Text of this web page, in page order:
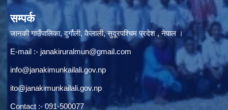
सम्पर्क
जानकी गाउँपालिका, दुर्गौली, कैलाली, सुदूरपश्चिम प्रदेश , नेपाल ।
E-mail :- janakiruralmun@gmail.com
info@janakimunkailali.gov.np
ito@janakimunkailali.gov.np
Contact :- 091-500077